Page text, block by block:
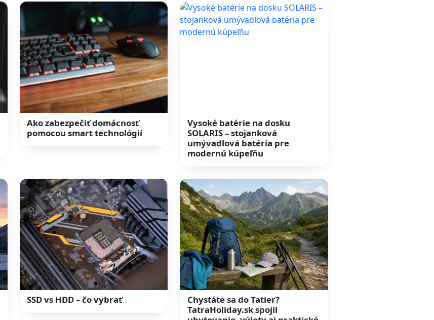
Ako zabezpečiť domácnosť
pomocou smart technológií
Vysoké batérie na dosku
SOLARIS – stojanková
umývadlová batéria pre
modernú kúpeľňu
SSD vs HDD – čo vybrať
Chystáte sa do Tatier?
TatraHoliday.sk spojil